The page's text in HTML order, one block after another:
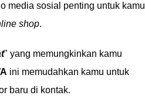
media sosial penting untuk kamu
shop.
" yang memungkinkan kamu
ini memudahkan kamu untuk
baru di kontak.